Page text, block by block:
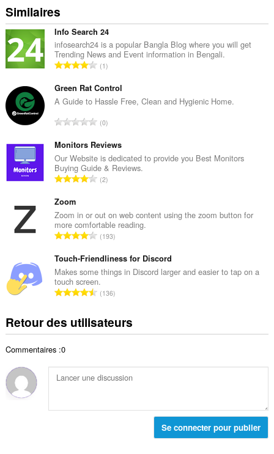
Similaires
Info Search 24
infosearch24 is a popular Bangla Blog where you will get
Trending News and Event information in Bengali.
N
m
b
e
o
t
a
e
n
o
e
s
:
1
Green Rat Control
A Guide to Hassle Free, Clean and Hygienic Home.
N
m
b
r
e
t
a
d
e
n
o
e
s
0
Monitors Reviews
Our Website is dedicated to provide you Best Monitors
Buying Guide & Reviews.
N
b
r
e
o
t
a
e
n
e
2
Zoom
Zoom in or out on web content using the zoom button for
more comfortable reading.
N
m
b
r
e
o
t
d
e
193
Touch-Friendliness for Discord
Makes some things in Discord larger and easier to tap on a
touch screen.
N
b
t
o
l
136
Retour des utilisateurs
Commentaires :0
Se connecter pour publier